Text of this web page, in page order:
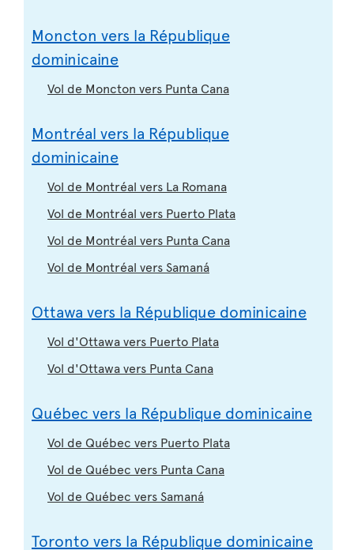
Moncton vers la République
dominicaine
Vol de Moncton vers Punta Cana
Montréal vers la République
dominicaine
Vol de Montréal vers La Romana
Vol de Montréal vers Puerto Plata
Vol de Montréal vers Punta Cana
Vol de Montréal vers Samaná
Ottawa vers la République dominicaine
Vol d'Ottawa vers Puerto Plata
Vol d'Ottawa vers Punta Cana
Québec vers la République dominicaine
Vol de Québec vers Puerto Plata
Vol de Québec vers Punta Cana
Vol de Québec vers Samaná
Toronto vers la République dominicaine